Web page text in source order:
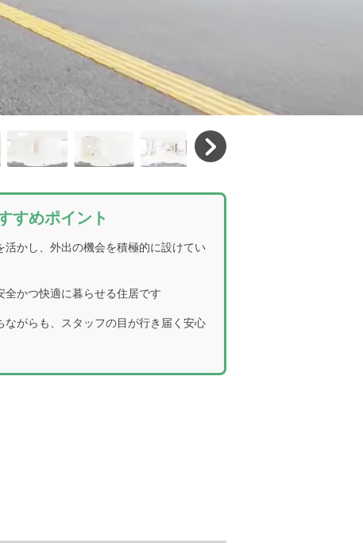
すめポイント
活かし、外出の機会を積極的に設けてい
全かつ快適に暮らせる住居です
ながらも、スタッフの目が行き届く安心